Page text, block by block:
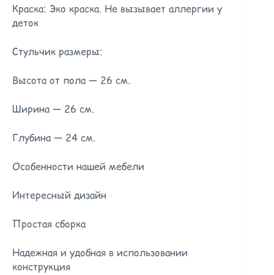
Краска: Эко краска. Не вызывает аллергии у
деток
Стульчик размеры:
Высота от пола — 26 см.
Ширина — 26 см.
Глубина — 24 см.
Особенности нашей мебели
Интересный дизайн
Простая сборка
Надежная и удобная в использовании
конструкция